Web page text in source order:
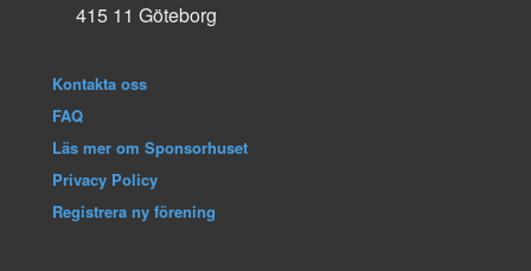
415 11 Göteborg
Kontakta oss
FAQ
Läs mer om Sponsorhuset
Privacy Policy
Registrera ny förening